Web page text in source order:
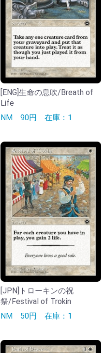
[ENG]生命の息吹/Breath of
Life
NM 90円 在庫：1
[JPN]トローキンの祝
祭/Festival of Trokin
NM 50円 在庫：1